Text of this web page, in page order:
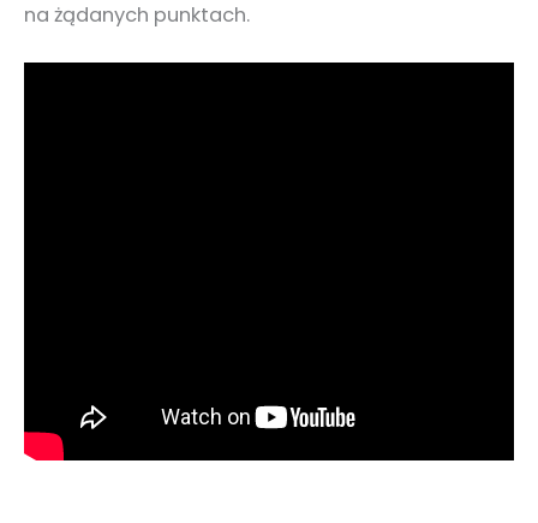
na żądanych punktach.